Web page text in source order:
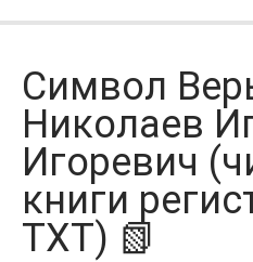
ЗАКЛАДКИ
Символ
Николаев
Игоревич
книги
TXT) 📗